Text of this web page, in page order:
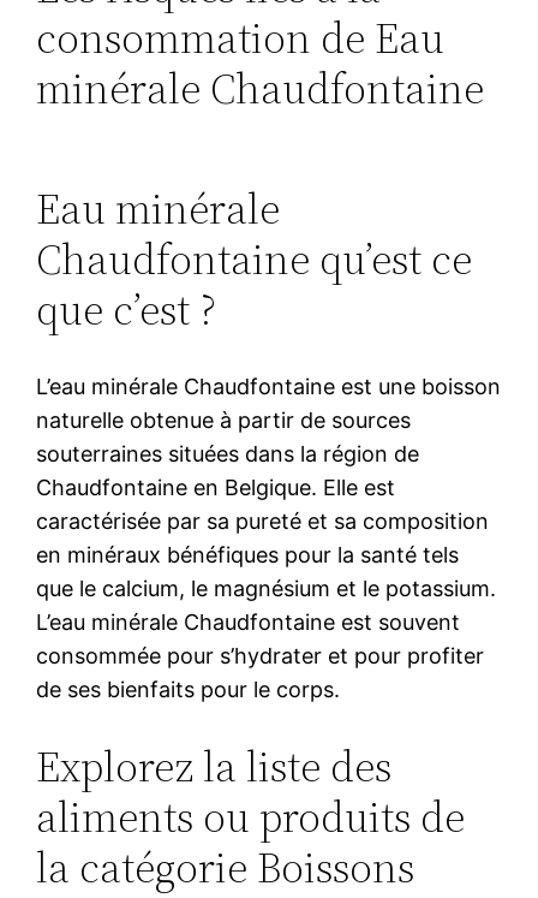
consommation de Eau
minérale Chaudfontaine
Eau minérale
Chaudfontaine qu’est ce
que c’est ?
L’eau minérale Chaudfontaine est une boisson
naturelle obtenue à partir de sources
souterraines situées dans la région de
Chaudfontaine en Belgique. Elle est
caractérisée par sa pureté et sa composition
en minéraux bénéfiques pour la santé tels
que le calcium, le magnésium et le potassium.
L’eau minérale Chaudfontaine est souvent
consommée pour s’hydrater et pour profiter
de ses bienfaits pour le corps.
Explorez la liste des
aliments ou produits de
la catégorie Boissons